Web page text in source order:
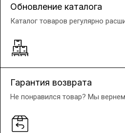
Обновление каталога
Каталог товаров регулярно
Гарантия возврата
Не понравился товар? Мы